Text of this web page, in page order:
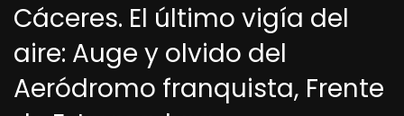
Cáceres. El último vigía del
aire: Auge y olvido del
Aeródromo franquista, Frente